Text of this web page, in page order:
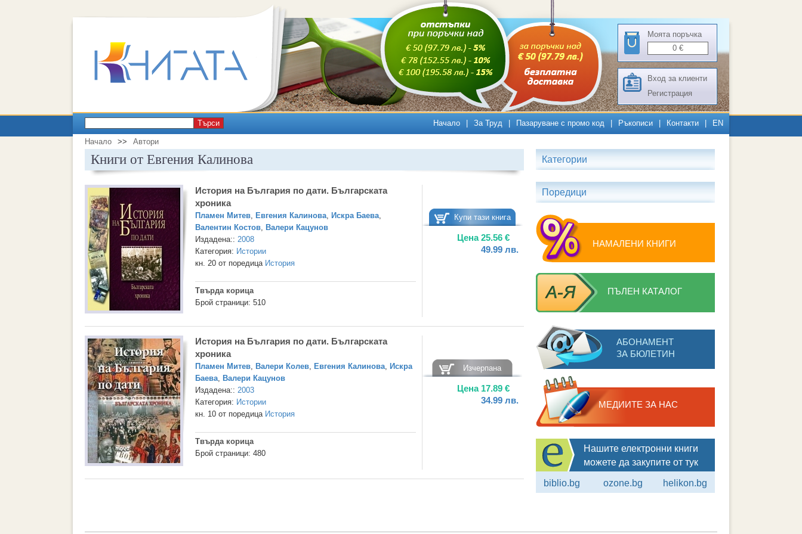
Моята поръчка
0 €
Вход за клиенти
Регистрация
Търси Начало За Труд Пазаруване с промо код Ръкописи Контакти EN
Начало >> Автори
Книги от Евгения Калинова
История на България по дати. Българската
хроника
Пламен Митев, Евгения Калинова, Искра Баева,
Валентин Костов, Валери Кацунов
Издадена:: 2008
Категория: Истории
кн. 20 от поредица История
Твърда корица
Брой страници: 510
Купи тази книга
Цена25.56 €
49.99 лв.
История на България по дати. Българската
хроника
Пламен Митев, Валери Колев, Евгения Калинова, Искра
Баева, Валери Кацунов
Издадена:: 2003
Категория: Истории
кн. 10 от поредица История
Твърда корица
Брой страници: 480
Изчерпана
Цена 17.89 €
34.99 лв.
Категории
Поредици
НАМАЛЕНИ КНИГИ
ПЪЛЕН КАТАЛОГ
АБОНАМЕНТ
ЗА БЮЛЕТИН
МЕДИИТЕ ЗА НАС
Нашите електронни книги
можете да закупите от тук
biblio.bg ozone.bg helikon.bg